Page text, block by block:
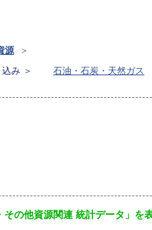
源＞
み ＞
石油・石炭・天然ガス
その他資源関連 統計データ」を